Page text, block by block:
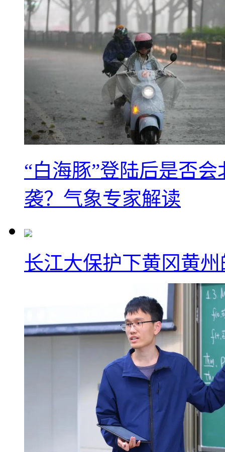
“白海豚”登陆后是否
袭？气象专家解读
长江大保护下黄冈黄